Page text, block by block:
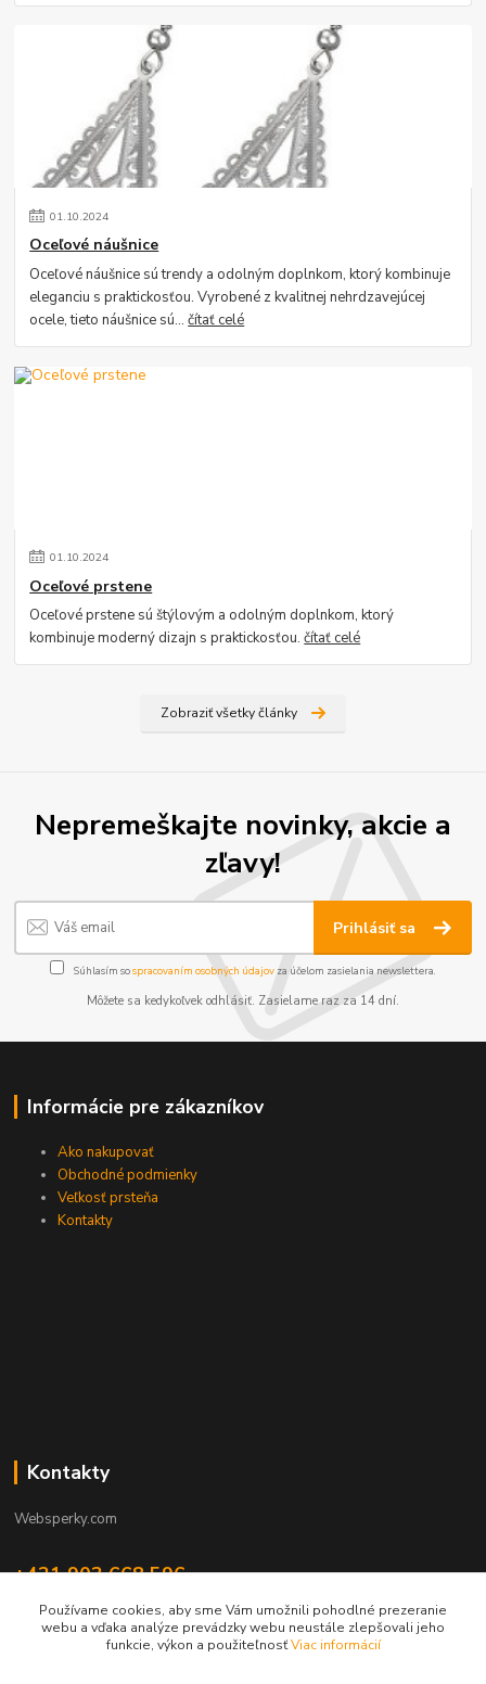
01.10.2024
Oceľové náušnice
Oceľové náušnice sú trendy a odolným doplnkom, ktorý kombinuje
eleganciu s praktickosťou. Vyrobené z kvalitnej nehrdzavejúcej
ocele, tieto náušnice sú...čítať celé
01.10.2024
Oceľové prstene
Oceľové prstene sú štýlovým a odolným doplnkom, ktorý
kombinuje moderný dizajn s praktickosťou.čítať celé
Zobraziť všetky články
Nepremeškajte novinky, akcie a
zľavy!
Prihlásiť sa
Súhlasím sospracovaním osobných údajov za účelom zasielania newslettera.
Môžete sa kedykoľvek odhlásiť. Zasielame raz za 14 dní.
Informácie pre zákazníkov
Ako nakupovať
Obchodné podmienky
Veľkosť prsteňa
Kontakty
Kontakty
Websperky.com
+421 903 668 596
info@websperky.com
Používame cookies, aby sme Vám umožnili pohodlné prezeranie
webu a vďaka analýze prevádzky webu neustále zlepšovali jeho
funkcie, výkon a použiteľnosťViac informácií